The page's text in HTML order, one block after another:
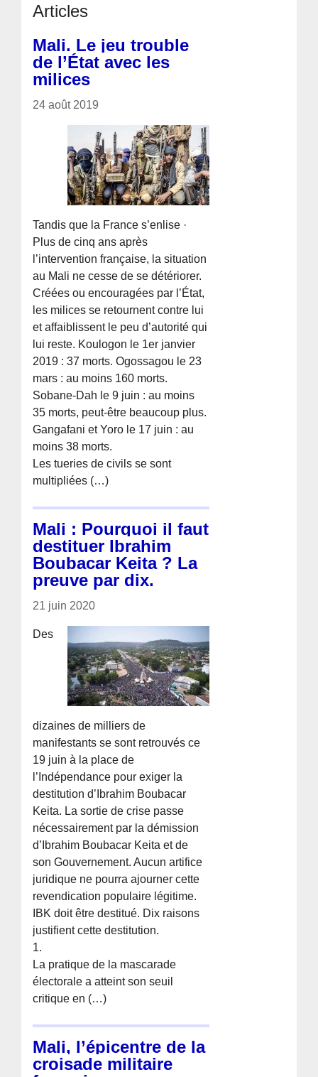
Articles
Mali. Le jeu trouble
de l’État avec les
milices
24 août 2019
Tandis que la France s’enlise ·
Plus de cinq ans après
l’intervention française, la situation
au Mali ne cesse de se détériorer.
Créées ou encouragées par l’État,
les milices se retournent contre lui
et affaiblissent le peu d’autorité qui
lui reste. Koulogon le 1er janvier
2019 : 37 morts. Ogossagou le 23
mars : au moins 160 morts.
Sobane-Dah le 9 juin : au moins
35 morts, peut-être beaucoup plus.
Gangafani et Yoro le 17 juin : au
moins 38 morts.
Les tueries de civils se sont
multipliées (…)
Mali : Pourquoi il faut
destituer Ibrahim
Boubacar Keita ? La
preuve par dix.
21 juin 2020
Des
dizaines de milliers de
manifestants se sont retrouvés ce
19 juin à la place de
l’Indépendance pour exiger la
destitution d’Ibrahim Boubacar
Keita. La sortie de crise passe
nécessairement par la démission
d’Ibrahim Boubacar Keita et de
son Gouvernement. Aucun artifice
juridique ne pourra ajourner cette
revendication populaire légitime.
IBK doit être destitué. Dix raisons
justifient cette destitution.
1.
La pratique de la mascarade
électorale a atteint son seuil
critique en (…)
Mali, l’épicentre de la
croisade militaire